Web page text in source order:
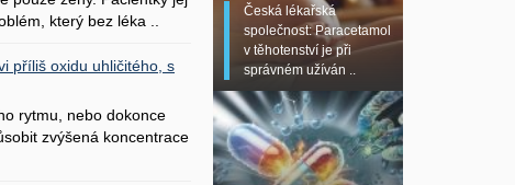
který bez léka ..
příliš oxidu uhličitého, s
rytmu, nebo dokonce
zvýšená koncentrace
Česká lékařská
společnost: Paracetamol
v těhotenství je při
správném užíván ..